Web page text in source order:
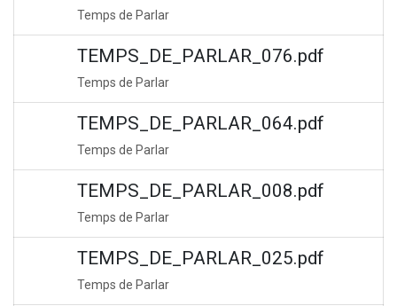
Temps de Parlar
TEMPS_DE_PARLAR_076.pdf
Temps de Parlar
TEMPS_DE_PARLAR_064.pdf
Temps de Parlar
TEMPS_DE_PARLAR_008.pdf
Temps de Parlar
TEMPS_DE_PARLAR_025.pdf
Temps de Parlar